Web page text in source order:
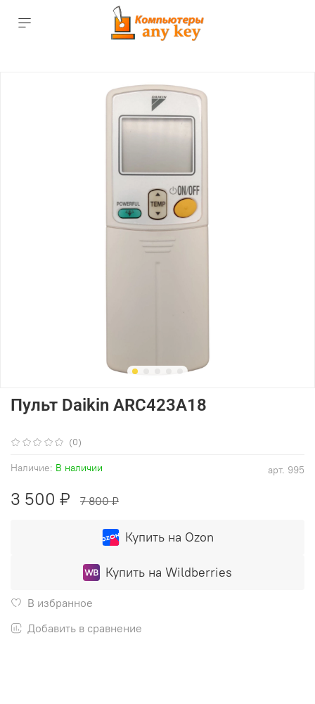
(0)
арт. 995
Наличие: В наличии
Пульт Daikin ARC423A18
3 500 ₽ 7 800 ₽
Купить на Ozon
Купить на Wildberries
В избранное
Добавить в сравнение